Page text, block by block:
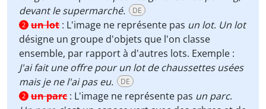
devant le supermarché.
DE
2 un lot : L'image ne représente pas un lot. Un lot
désigne un groupe d'objets que l'on classe
ensemble, par rapport à d'autres lots. Exemple :
J'ai fait une offre pour un lot de chaussettes usées
mais je ne l'ai pas eu.
DE
2 un parc : L'image ne représente pas un parc.